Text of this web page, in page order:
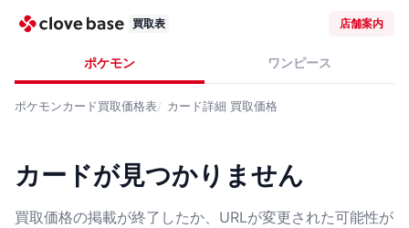
買取表 店舗案内
ポケモン ワンピース
ポケモンカード買取価格表 カード詳細 買取価格
カードが見つかりません
買取価格の掲載が終了したか、URLが変更された可能性が